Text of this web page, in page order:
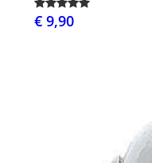
€ 9,90